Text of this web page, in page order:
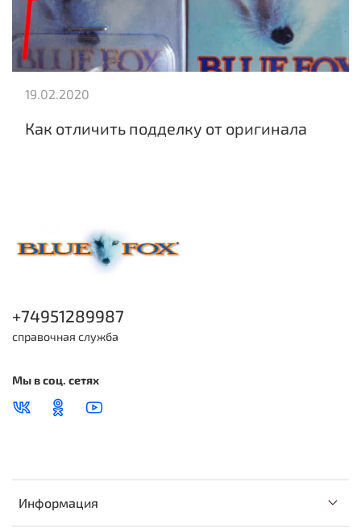
Как отличить подделку от оригинала
19.02.2020
Информация
+74951289987
справочная служба
Мы в соц. сетях